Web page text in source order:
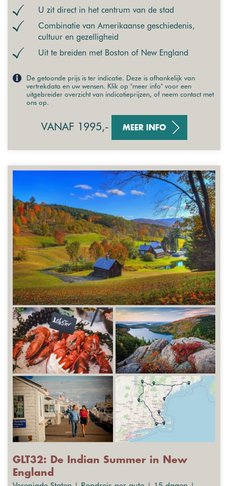
U zit direct in het centrum van de stad
Combinatie van Amerikaanse geschiedenis,
cultuur en gezelligheid
Uit te breiden met Boston of New England
De getoonde prijs is ter indicatie. Deze is afhankelijk van
vertrekdata en uw wensen. Klik op "meer info" voor een
uitgebreider overzicht van indicatieprijzen, of neem contact met
ons op.
VANAF 1995,- MEER INFO
GLT32: De Indian Summer in New
England